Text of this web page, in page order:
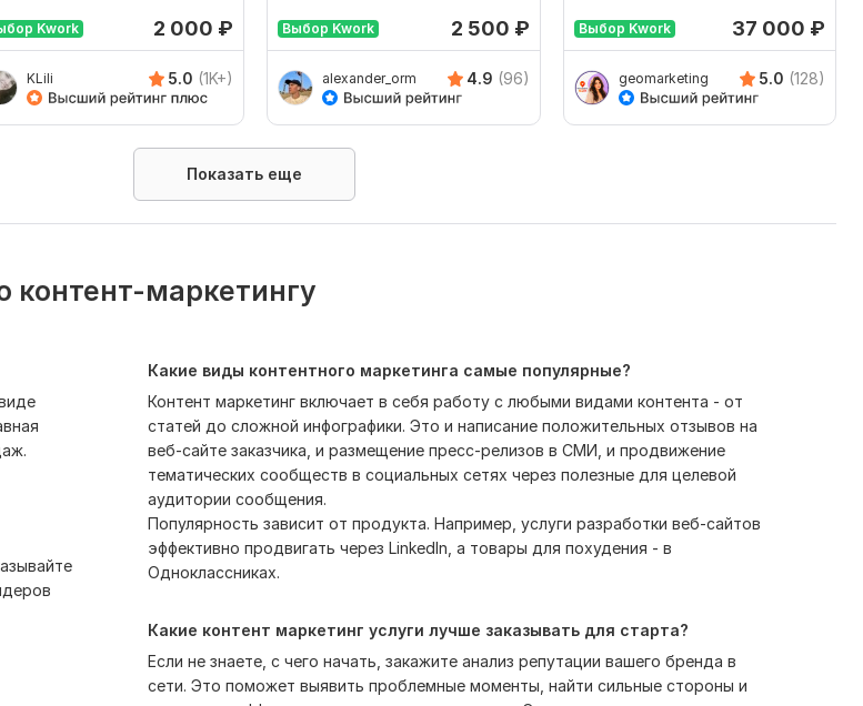
Kwork 2 000 ₽
KLili 5.0 (1K+)
Выбор Kwork 2 500 ₽
alexander_orm 4.9 (96)
Выбор Kwork 37 000 ₽
geomarketing 5.0 (128)
Показать еще
контент-маркетингу
Какие виды контентного маркетинга самые популярные?
Контент маркетинг включает в себя работу с любыми видами контента - от
статей до сложной инфографики. Это и написание положительных отзывов на
веб-сайте заказчика, и размещение пресс-релизов в СМИ, и продвижение
тематических сообществ в социальных сетях через полезные для целевой
аудитории сообщения.
Популярность зависит от продукта. Например, услуги разработки веб-сайтов
эффективно продвигать через LinkedIn, а товары для похудения - в
Одноклассниках.
Какие контент маркетинг услуги лучше заказывать для старта?
Если не знаете, с чего начать, закажите анализ репутации вашего бренда в
сети. Это поможет выявить проблемные моменты, найти сильные стороны и